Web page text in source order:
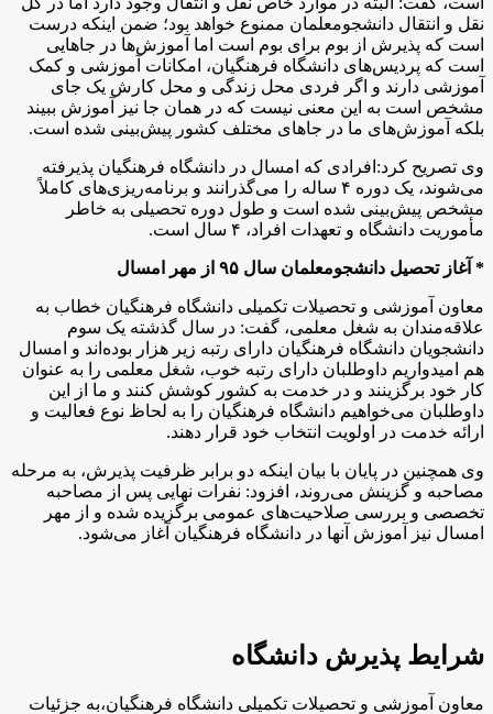
نقل و انتقال دانشجومعلمان ممنوع خواهد بود؛‌ ضمن اینکه درست
است که پذیرش از بوم برای بوم است اما آموزش‌ها در جاهایی
است که پردیس‌های دانشگاه فرهنگیان،‌ امکانات آموزشی و کمک
آموزشی دارند و اگر فردی محل زندگی و محل کارش یک جای
مشخص است به این معنی نیست که در همان جا نیز آموزش ببیند
بلکه آموزش‌های ما در جاهای مختلف کشور پیش‌بینی شده است.
وی تصریح کرد:‌افرادی که امسال در دانشگاه فرهنگیان پذیرفته
می‌شوند،‌ یک دوره ۴ ساله را می‌گذرانند و برنامه‌ریزی‌های کاملاً
مشخص پیش‌بینی شده است و طول دوره تحصیلی به خاطر
مأموریت دانشگاه و تعهدات افراد،‌ ۴ سال است.
* آغاز تحصیل دانشجومعلمان سال ۹۵ از مهر امسال
معاون آموزشی و تحصیلات تکمیلی دانشگاه فرهنگیان خطاب به
علاقه‌مندان به شغل معلمی،‌ گفت: در سال گذشته یک سوم
دانشجویان دانشگاه فرهنگیان دارای رتبه زیر هزار بوده‌اند و امسال
هم امیدواریم داوطلبان دارای رتبه خوب،‌ شغل معلمی را به عنوان
کار خود برگزینند و در خدمت به کشور کوشش کنند و ما از این
داوطلبان می‌‌خواهیم دانشگاه فرهنگیان را به لحاظ نوع فعالیت و
ارائه خدمت در اولویت انتخاب خود قرار دهند.
وی همچنین در پایان با بیان اینکه دو برابر ظرفیت پذیرش، به مرحله
مصاحبه و گزینش می‌روند، افزود:‌ نفرات نهایی پس از مصاحبه
تخصصی و بررسی صلاحیت‌های عمومی برگزیده شده و از مهر
امسال نیز آموزش آنها در دانشگاه فرهنگیان آغاز می‌شود.
شرایط پذیرش دانشگاه
معاون آموزشی و تحصیلات تکمیلی دانشگاه فرهنگیان،‌به جزئیات